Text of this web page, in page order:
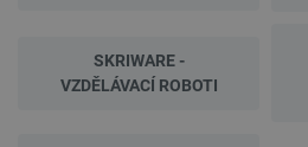
SKRIWARE -
VZDĚLÁVACÍ ROBOTI